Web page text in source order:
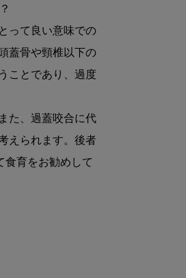
って良い意味での
蓋骨や頸椎以下の
ことであり、過度
た、過蓋咬合に代
えられます。後者
食育をお勧めして